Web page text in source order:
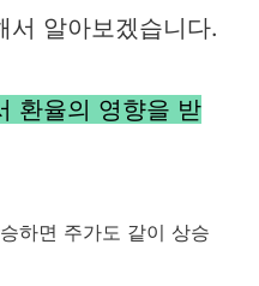
서 알아보겠습니다.
환율의 영향을 받
하면 주가도 같이 상승